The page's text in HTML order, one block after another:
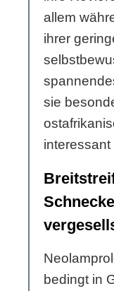
allem
ihrer
sie
interessant
bedingt in